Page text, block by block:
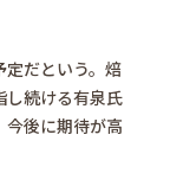
定だという。焙
し続ける有泉氏
後に期待が高